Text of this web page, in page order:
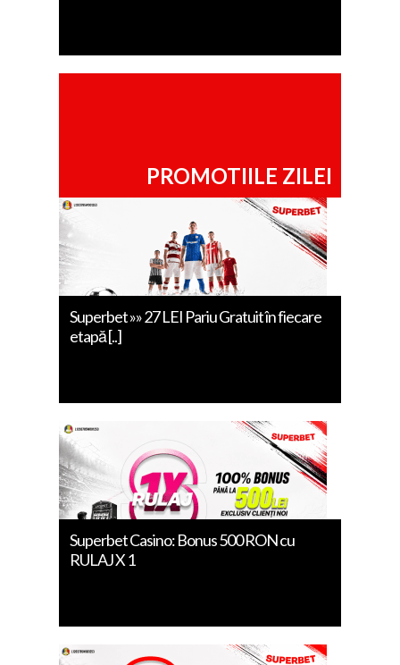
PROMOTIILE ZILEI
Superbet »» 27 LEI Pariu Gratuit în fiecare
etapă [..]
Superbet Casino: Bonus 500 RON cu
RULAJ X 1